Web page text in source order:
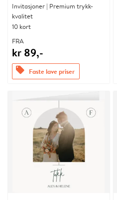
Invitasjoner | Premium trykk-
kvalitet
10 kort
FRA
kr 89,-
offers Faste lave priser